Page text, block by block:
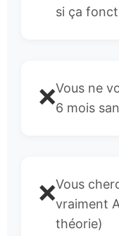
si ça
❌Vous ne
6 mois
❌Vous
vraiment
théorie)